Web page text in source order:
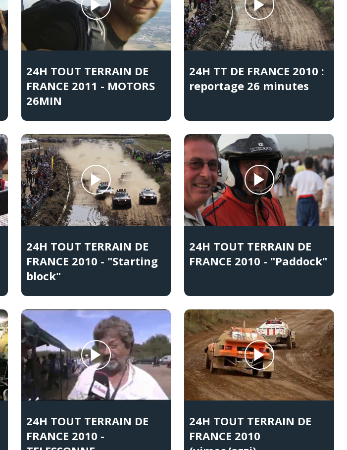
24H TOUT TERRAIN DE
FRANCE 2011 - MOTORS
26MIN
24H TT DE FRANCE 2010 :
reportage 26 minutes
24H TOUT TERRAIN DE
FRANCE 2010 - "Starting
block"
24H TOUT TERRAIN DE
FRANCE 2010 - "Paddock"
24H TOUT TERRAIN DE
FRANCE 2010 -
24H TOUT TERRAIN DE
FRANCE 2010